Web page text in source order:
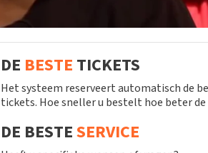
DE BESTE TICKETS
Het systeem reserveert automatisch de
tickets. Hoe sneller u bestelt hoe beter
DE BESTESERVICE